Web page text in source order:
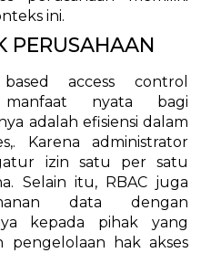
ini.
PERUSAHAAN
access control
nyata bagi
adalah efisiensi dalam
Karena administrator
izin satu per satu
Selain itu, RBAC juga
data dengan
kepada pihak yang
pengelolaan hak akses